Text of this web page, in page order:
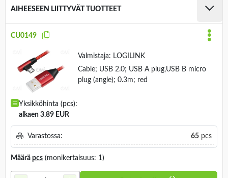
AIHEESEEN LIITTYVÄT TUOTTEET
CU0149
Valmistaja: LOGILINK
Cable; USB 2.0; USB A plug,USB B micro
plug (angle); 0.3m; red
Yksikköhinta (pcs):
alkaen 3.89 EUR
Varastossa: 65 pcs
Määrä pcs (monikertaisuus: 1)